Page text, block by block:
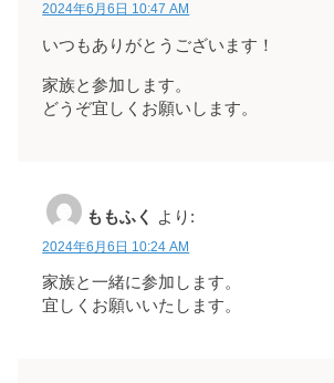
2024年6月6日 10:47 AM
いつもありがとうございます！
家族と参加します。
どうぞ宜しくお願いします。
ももふく より:
2024年6月6日 10:24 AM
家族と一緒に参加します。
宜しくお願いいたします。